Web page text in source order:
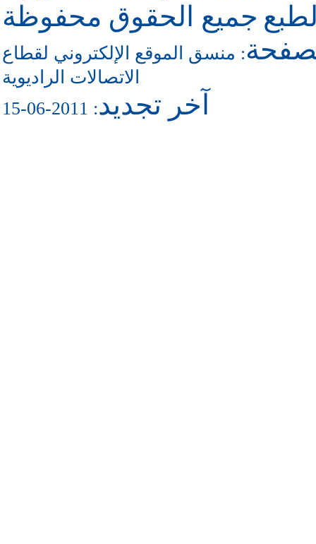
جميع الحقوق محفوظة
: منسق الموقع الإلكتروني لقطاع
الاتصالات الراديوية
آخر تجديد: 2011-06-15